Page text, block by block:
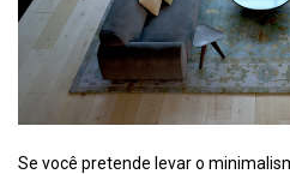
Se você pretende levar o